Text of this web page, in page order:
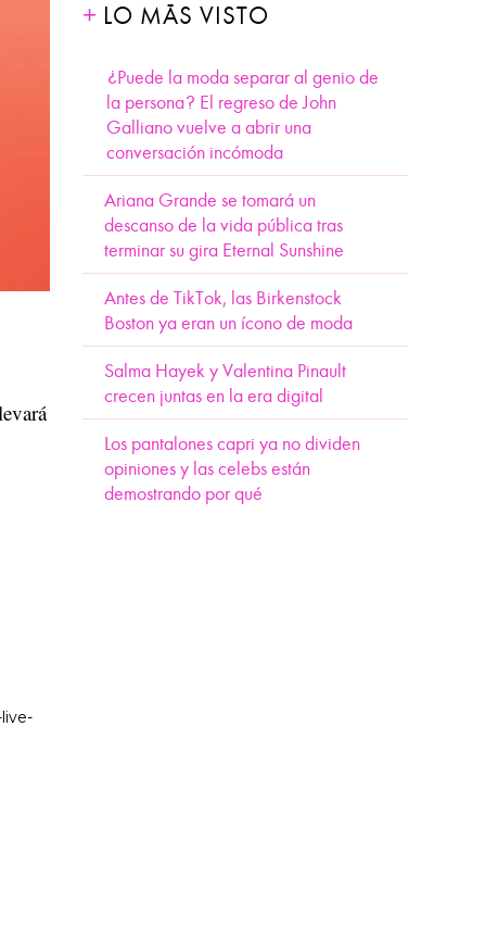
LO MÁS VISTO
¿Puede la moda separar al genio de
la persona? El regreso de John
Galliano vuelve a abrir una
conversación incómoda
Ariana Grande se tomará un
descanso de la vida pública tras
terminar su gira Eternal Sunshine
Antes de TikTok, las Birkenstock
Boston ya eran un ícono de moda
Salma Hayek y Valentina Pinault
crecen juntas en la era digital
Los pantalones capri ya no dividen
opiniones y las celebs están
demostrando por qué